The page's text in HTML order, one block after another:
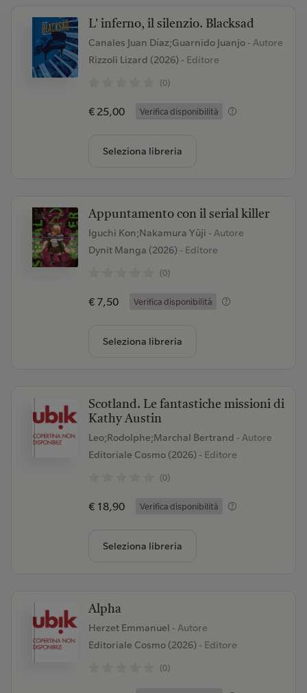
L' inferno, il silenzio. Blacksad
Canales Juan Díaz;Guarnido Juanjo - Autore
Rizzoli Lizard (2026)- Editore
(0)
€ 25,00 Verifica disponibilità
Seleziona libreria
Appuntamento con il serial killer
Iguchi Kon;Nakamura Yūji - Autore
Dynit Manga (2026)- Editore
(0)
€ 7,50 Verifica disponibilità
Seleziona libreria
Scotland. Le fantastiche missioni di
Kathy Austin
Leo;Rodolphe;Marchal Bertrand - Autore
Editoriale Cosmo (2026)- Editore
(0)
€ 18,90 Verifica disponibilità
Seleziona libreria
Alpha
Herzet Emmanuel - Autore
Editoriale Cosmo (2026)- Editore
(0)